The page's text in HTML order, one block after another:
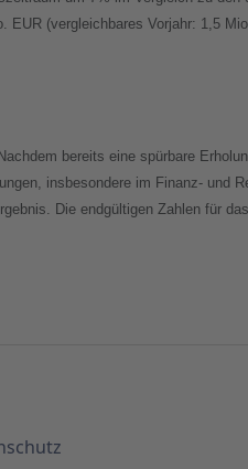
EUR (vergleichbares Vorjahr: 1,5
bereits eine spürbare
insbesondere im Finanz- und
Die endgültigen Zahlen für